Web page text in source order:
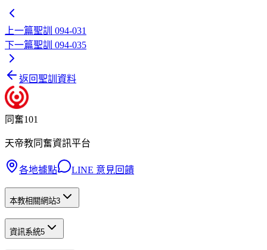
上一篇聖訓 094-031
下一篇聖訓 094-035
返回聖訓資料
同奮101
天帝教同奮資訊平台
各地據點 LINE 意見回饋
本教相關網站3
資訊系統5